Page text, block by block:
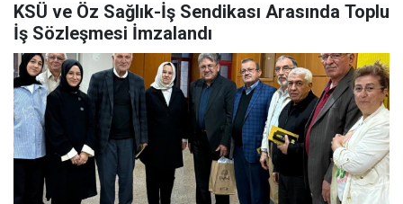
KSÜ ve Öz Sağlık-İş Sendikası Arasında Toplu
İş Sözleşmesi İmzalandı